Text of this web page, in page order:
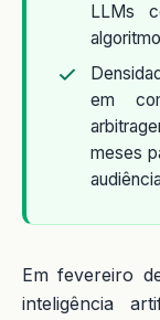
LLMs
em
meses
Em fevereiro
inteligência